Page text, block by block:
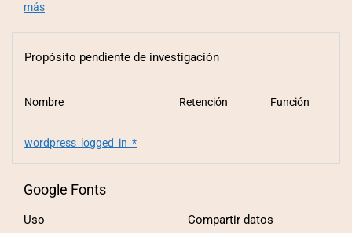
más
Propósito pendiente de investigación
Nombre
wordpress_logged_in_*
Retención Función
Google Fonts
Uso Compartir datos